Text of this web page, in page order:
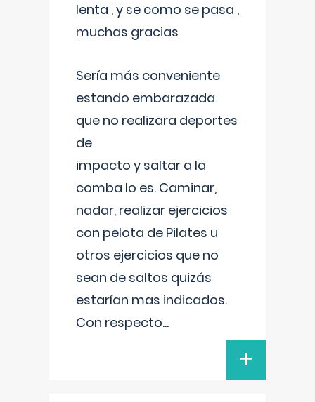
lenta , y se como se pasa ,
muchas gracias
Sería más conveniente
estando embarazada
que no realizara deportes
de
impacto y saltar a la
comba lo es. Caminar,
nadar, realizar ejercicios
con pelota de Pilates u
otros ejercicios que no
sean de saltos quizás
estarían mas indicados.
Con respecto...
+